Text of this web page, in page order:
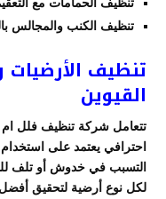
تنظيف الكنب والمجالس
تنظيف
القيوين
تتعامل شركة تنظيف فلل ام
احترافي يعتمد على
التسبب في خدوش أو تلف
لكل نوع أرضية لتحقيق